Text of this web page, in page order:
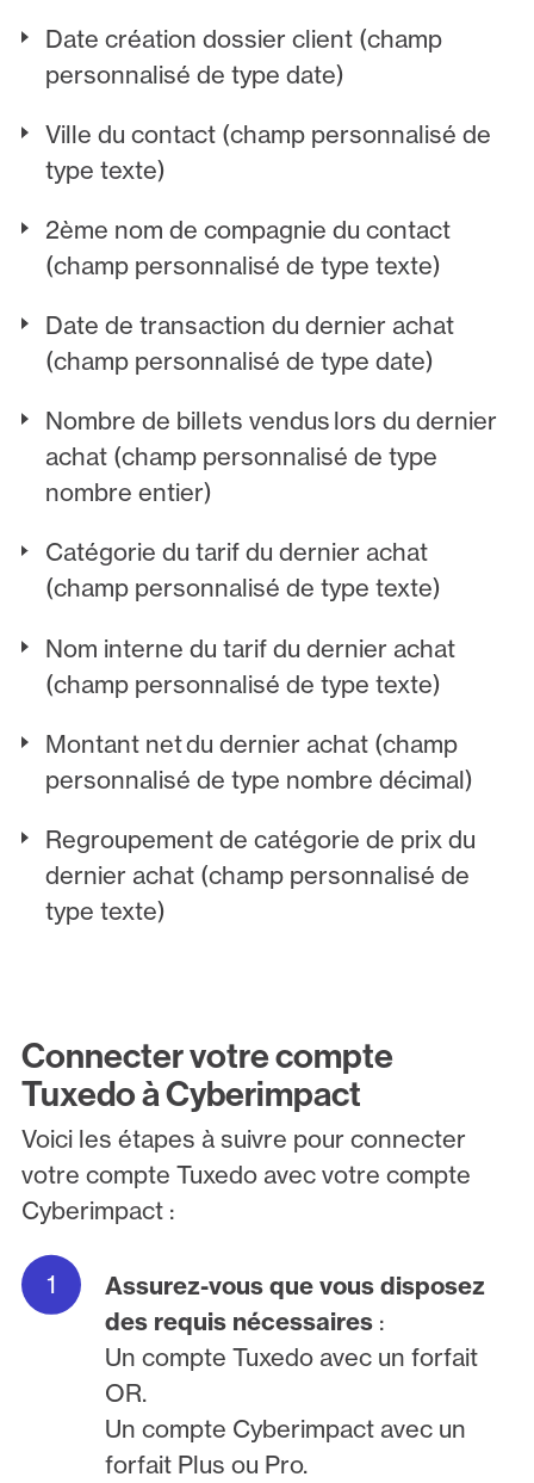
Date création dossier client (champ
personnalisé de type date)
Ville du contact (champ personnalisé de
type texte)
2ème nom de compagnie du contact
(champ personnalisé de type texte)
Date de transaction du dernier achat
(champ personnalisé de type date)
Nombre de billets vendus lors du dernier
achat (champ personnalisé de type
nombre entier)
Catégorie du tarif du dernier achat
(champ personnalisé de type texte)
Nom interne du tarif du dernier achat
(champ personnalisé de type texte)
Montant net du dernier achat (champ
personnalisé de type nombre décimal)
Regroupement de catégorie de prix du
dernier achat (champ personnalisé de
type texte)
Connecter votre compte
Tuxedo à Cyberimpact
Voici les étapes à suivre pour connecter
votre compte Tuxedo avec votre compte
Cyberimpact :
Assurez-vous que vous disposez
des requis nécessaires :
Un compte Tuxedo avec un forfait
OR.
Un compte Cyberimpact avec un
forfait Plus ou Pro.